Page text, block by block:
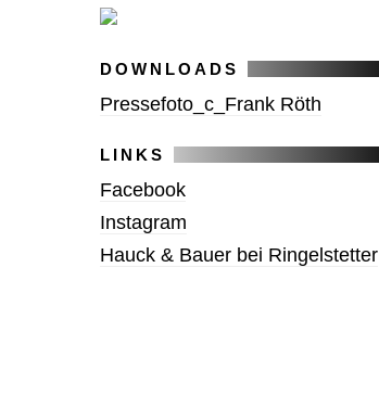
DOWNLOADS
Pressefoto_c_Frank Röth
LINKS
Facebook
Instagram
Hauck & Bauer bei Ringelstetter